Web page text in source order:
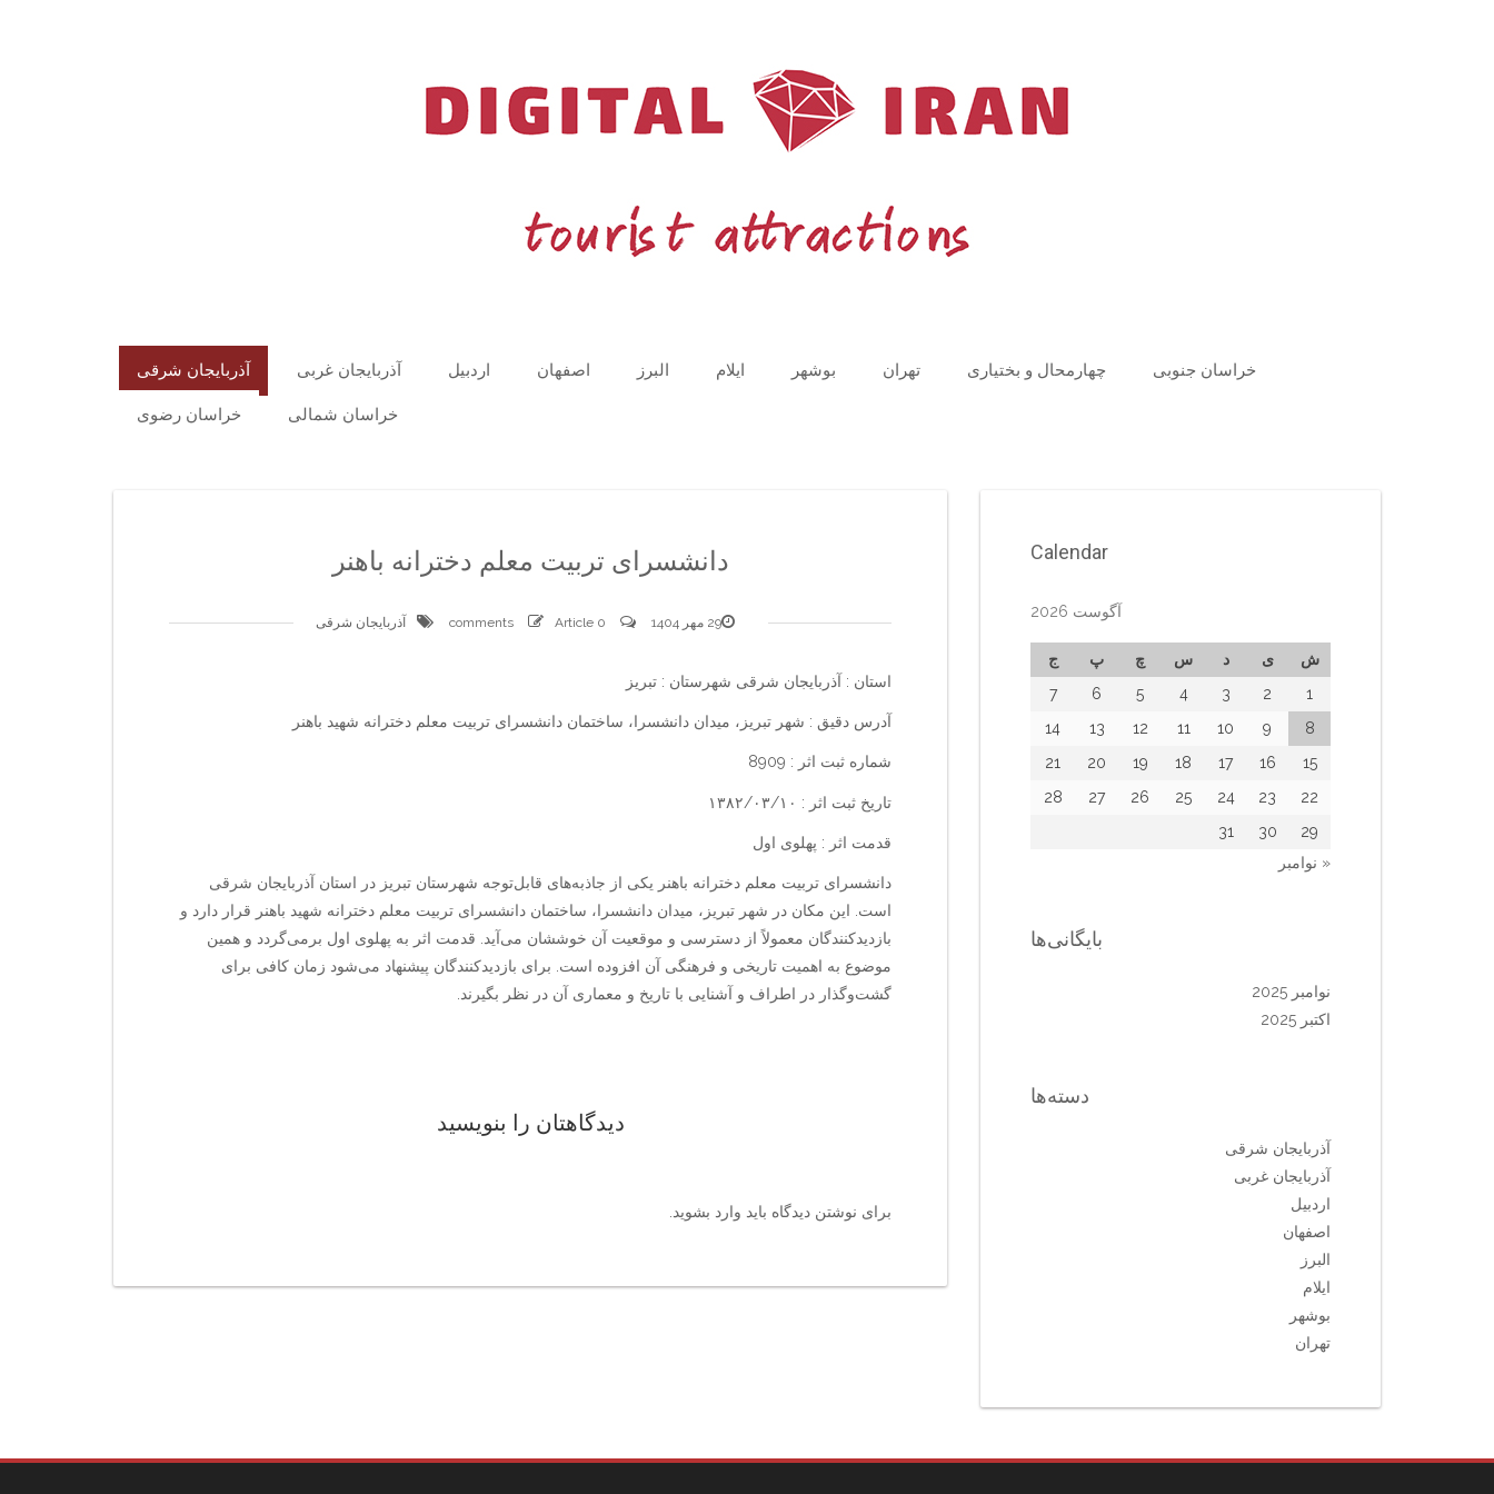
آذربایجان شرقی آذربایجان غربی اردبیل اصفهان البرز ایلام بوشهر تهران چهارمحال و بختیاری خراسان جنوبی
خراسان رضوی خراسان شمالی
دانشسرای تربیت معلم دخترانه باهنر
29 مهر 1404 0 comments
Article آذربایجان شرقی
استان : آذربایجان شرقی شهرستان : تبریز
آدرس دقیق : شهر تبریز، میدان دانشسرا، ساختمان دانشسرای تربیت معلم دخترانه شهید باهنر
شماره ثبت اثر : 8909
تاریخ ثبت اثر : ۱۳۸۲/۰۳/۱۰
قدمت اثر : پهلوی اول
دانشسرای تربیت معلم دخترانه باهنر یکی از جاذبه‌های قابل‌توجه شهرستان تبریز در استان آذربایجان شرقی
است. این مکان در شهر تبریز، میدان دانشسرا، ساختمان دانشسرای تربیت معلم دخترانه شهید باهنر قرار دارد و
بازدیدکنندگان معمولاً از دسترسی و موقعیت آن خوششان می‌آید. قدمت اثر به پهلوی اول برمی‌گردد و همین
موضوع به اهمیت تاریخی و فرهنگی آن افزوده است. برای بازدیدکنندگان پیشنهاد می‌شود زمان کافی برای
گشت‌وگذار در اطراف و آشنایی با تاریخ و معماری آن در نظر بگیرند.
دیدگاهتان را بنویسید
برای نوشتن دیدگاه باید وارد بشوید
Calendar
آگوست 2026
ش ی د س چ پ
ج
1
2
3
4
5
6
7
8
9
10
11
12
13
14
15
16
17
18
19
20
21
22
23
24
25
26
27
28
29
30
31
« نوامبر
بایگانی‌ها
نوامبر 2025
اکتبر 2025
دسته‌ها
آذربایجان شرقی
آذربایجان غربی
اردبیل
اصفهان
البرز
ایلام
بوشهر
تهران